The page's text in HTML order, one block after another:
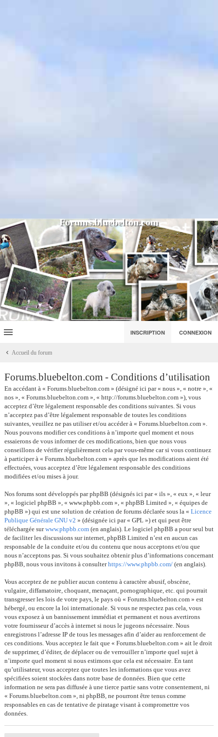
Forums.bluebelton.com
INSCRIPTION CONNEXION
Accueil du forum
Forums.bluebelton.com - Conditions d’utilisation
En accédant à « Forums.bluebelton.com » (désigné ici par « nous », « notre », «
nos », « Forums.bluebelton.com », « http://forums.bluebelton.com »), vous
acceptez d’être légalement responsable des conditions suivantes. Si vous
n’acceptez pas d’être légalement responsable de toutes les conditions
suivantes, veuillez ne pas utiliser et/ou accéder à « Forums.bluebelton.com ».
Nous pouvons modifier ces conditions à n’importe quel moment et nous
essaierons de vous informer de ces modifications, bien que nous vous
conseillons de vérifier régulièrement cela par vous-même car si vous continuez
à participer à « Forums.bluebelton.com » après que les modifications aient été
effectuées, vous acceptez d’être légalement responsable des conditions
modifiées et/ou mises à jour.
Nos forums sont développés par phpBB (désignés ici par « ils », « eux », « leur
», « logiciel phpBB », « www.phpbb.com », « phpBB Limited », « équipes de
phpBB ») qui est une solution de création de forums déclarée sous la « Licence
Publique Générale GNU v2 » (désignée ici par « GPL ») et qui peut être
téléchargée surwww.phpbb.com (en anglais). Le logiciel phpBB a pour seul but
de faciliter les discussions sur internet, phpBB Limited n’est en aucun cas
responsable de la conduite et/ou du contenu que nous acceptons et/ou que
nous n’acceptons pas. Si vous souhaitez obtenir plus d’informations concernant
phpBB, nous vous invitons à consulterhttps://www.phpbb.com/ (en anglais).
Vous acceptez de ne publier aucun contenu à caractère abusif, obscène,
vulgaire, diffamatoire, choquant, menaçant, pornographique, etc. qui pourrait
transgresser les lois de votre pays, le pays où « Forums.bluebelton.com » est
hébergé, ou encore la loi internationale. Si vous ne respectez pas cela, vous
vous exposez à un bannissement immédiat et permanent et nous avertirons
votre fournisseur d’accès à internet si nous le jugeons nécessaire. Nous
enregistrons l’adresse IP de tous les messages afin d’aider au renforcement de
ces conditions. Vous acceptez le fait que « Forums.bluebelton.com » ait le droit
de supprimer, d’éditer, de déplacer ou de verrouiller n’importe quel sujet à
n’importe quel moment si nous estimons que cela est nécessaire. En tant
qu’utilisateur, vous acceptez que toutes les informations que vous avez
spécifiées soient stockées dans notre base de données. Bien que cette
information ne sera pas diffusée à une tierce partie sans votre consentement, ni
« Forums.bluebelton.com », ni phpBB, ne pourront être tenus comme
responsables en cas de tentative de piratage visant à compromettre vos
données.